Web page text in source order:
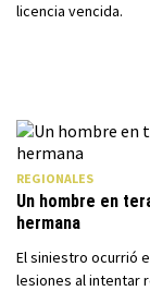
licencia vencida.
REGIONALES
Un hombre en
hermana
El siniestro ocurrió
lesiones al intentar